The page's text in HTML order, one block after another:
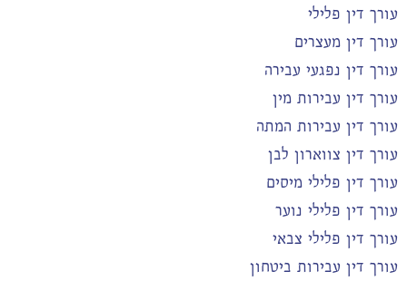
עורך דין פלילי
עורך דין מעצרים
עורך דין נפגעי עבירה
עורך דין עבירות מין
עורך דין עבירות המתה
עורך דין צווארון לבן
עורך דין פלילי מיסים
עורך דין פלילי נוער
עורך דין פלילי צבאי
עורך דין עבירות ביטחון